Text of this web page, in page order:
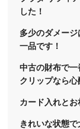
した！
多少のダメー
一品です！
中古の財布で
クリップなら心
カード入れとお
きれいな状態